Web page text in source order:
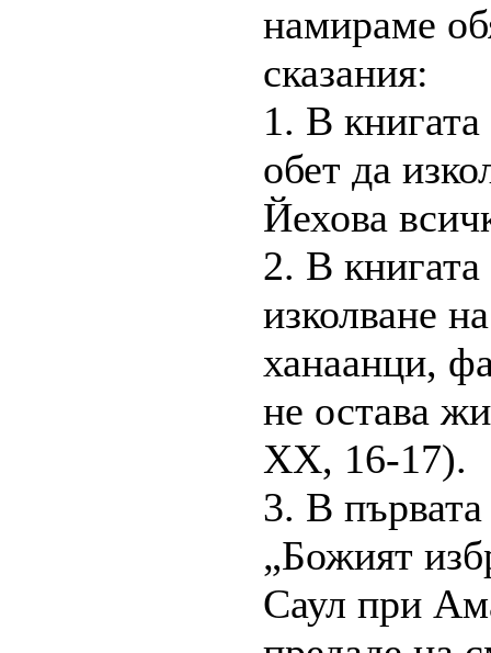
намираме
сказания:
1. В
обет да
Йехова
2. В книгата
изколване
ханаанци,
не остава
XX, 16-17).
3. В
„Божият
Саул при